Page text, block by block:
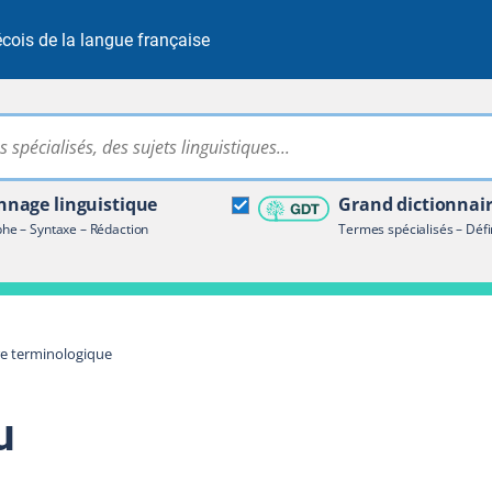
de la langue française
Rechercher dans tout le site
linguistique
– Syntaxe – Rédaction
Grand
Termes spécialisés –
terminologique
terminologique